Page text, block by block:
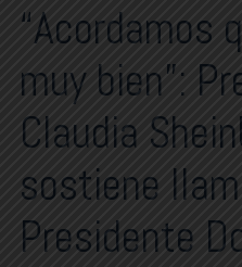
“Acordamos
muy bien”:
Claudia
sostiene
Presidente